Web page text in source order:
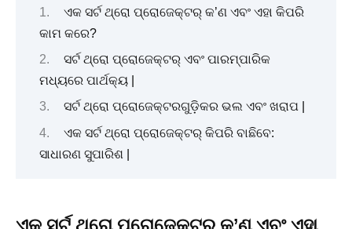
ଏକ ସର୍ଟ ଥ୍ରୋ ପ୍ରୋଜେକ୍ଟର୍ କ’ଣ ଏବଂ ଏହା କିପରି
କାମ କରେ?
ସର୍ଟ ଥ୍ରୋ ପ୍ରୋଜେକ୍ଟର୍ ଏବଂ ପାରମ୍ପାରିକ
ମଧ୍ୟରେ ପାର୍ଥକ୍ୟ |
ସର୍ଟ ଥ୍ରୋ ପ୍ରୋଜେକ୍ଟରଗୁଡ଼ିକର ଭଲ ଏବଂ ଖରାପ |
ଏକ ସର୍ଟ ଥ୍ରୋ ପ୍ରୋଜେକ୍ଟର୍ କିପରି ବାଛିବେ:
ସାଧାରଣ ସୁପାରିଶ |